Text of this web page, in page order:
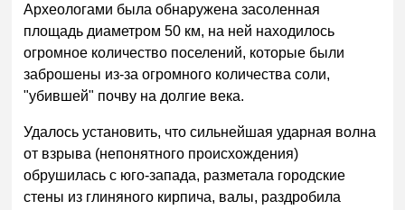
Археологами была обнаружена засоленная
площадь диаметром 50 км, на ней находилось
огромное количество поселений, которые были
заброшены из-за огромного количества соли,
"убившей" почву на долгие века.
Удалось установить, что сильнейшая ударная волна
от взрыва (непонятного происхождения)
обрушилась с юго-запада, разметала городские
стены из глиняного кирпича, валы, раздробила